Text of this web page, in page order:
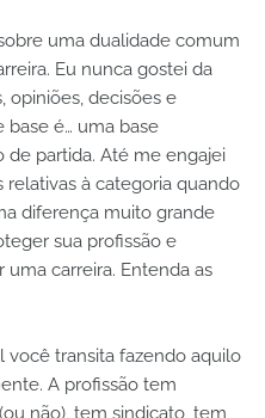
uma dualidade comum
Eu nunca gostei da
opiniões, decisões e
base é… uma base
partida. Até me engajei
à categoria quando
diferença muito grande
sua profissão e
carreira. Entenda as
você transita fazendo aquilo
A profissão tem
não), tem sindicato, tem